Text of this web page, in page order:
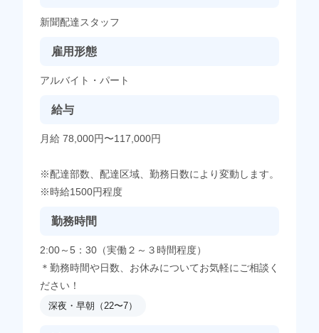
新聞配達スタッフ
雇用形態
アルバイト・パート
給与
月給 78,000円〜117,000円
※配達部数、配達区域、勤務日数により変動します。
※時給1500円程度
勤務時間
2:00～5：30（実働２～３時間程度）
＊勤務時間や日数、お休みについてお気軽にご相談く
ださい！
深夜・早朝（22〜7）